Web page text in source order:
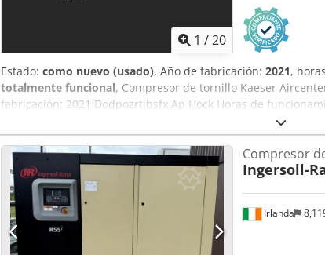
1 /20
Estado: como nuevo (usado), Año de fabricación: 2021,
totalmente funcional, Compresor de tornillo Kaeser
fabricación: 2021 Dodpozrtlbsfx Ap Hock Horas de
Irlanda
Compresor
Ingersoll-